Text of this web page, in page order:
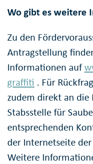
Wo gibt es weitere
Zu den
Antragstellung
Informationen auf
graffiti . Für
zudem direkt an
Stabsstelle für
entsprechenden
der Internetseite
Weitere